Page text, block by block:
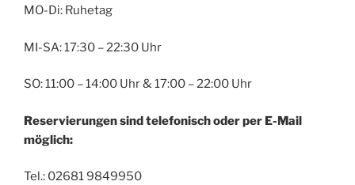
MO-Di: Ruhetag
MI-SA: 17:30 – 22:30 Uhr
SO: 11:00 – 14:00 Uhr & 17:00 – 22:00 Uhr
Reservierungen sind telefonisch oder per E-Mail
möglich:
Tel.: 02681 9849950